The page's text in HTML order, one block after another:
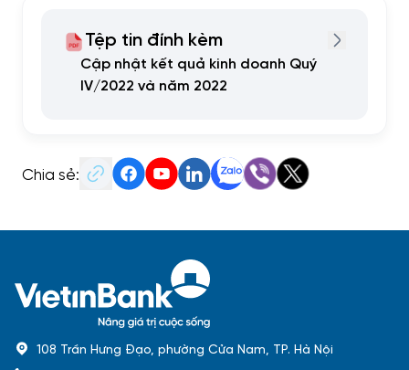
Tệp tin đính kèm
Cập nhật kết quả kinh doanh Quý
IV/2022 và năm 2022
Chia sẻ:
108 Trần Hưng Đạo, phường Cửa Nam, TP. Hà Nội